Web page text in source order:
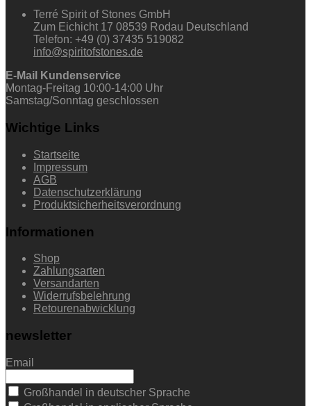
Terré Spirit of Stones GmbH
Zum Eichicht 17 08539 Rodau Deutschland
Telefon: +49 (0) 37435 519082
info@spiritofstones.de
E-Mail Kundenservice
Montag-Freitag 10:00-14:00 Uhr
Samstag/Sonntag geschlossen
Wichtige Links
Startseite
Impressum
AGB
Datenschutzerklärung
Produktsicherheitsverordnung
Informationen
Shop
Zahlungsarten
Versandarten
Widerrufsbelehrung
Retourenabwicklung
newsletter
Email
Großhandel in deutscher Sprache